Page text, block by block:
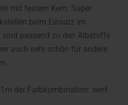
mit festem Kern: Super
beim Einsatz im
sind passend zu den Albstoffe
auch sehr schön für andere
der Farbkombination: senf